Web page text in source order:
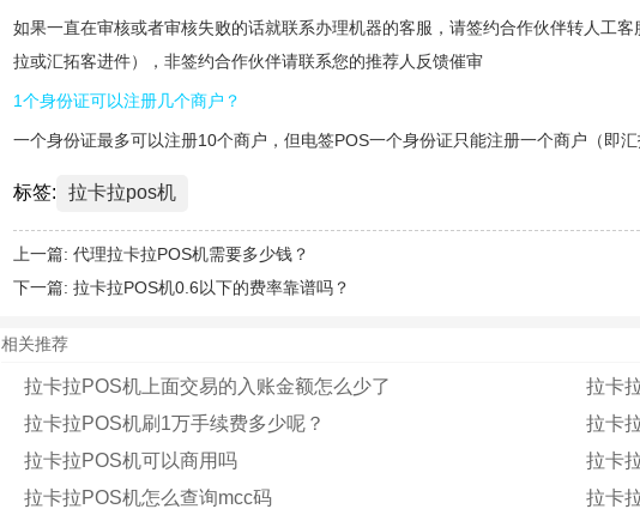
如果一直在审核或者审核失败的话就联系办理机器的客服，请签约合作伙伴转人工
拉或汇拓客进件），非签约合作伙伴请联系您的推荐人反馈催审
1个身份证可以注册几个商户？
一个身份证最多可以注册10个商户，但电签POS一个身份证只能注册一个商户（即
标签: 拉卡拉pos机
上一篇: 代理拉卡拉POS机需要多少钱？
下一篇: 拉卡拉POS机0.6以下的费率靠谱吗？
相关推荐
拉卡拉POS机上面交易的入账金额怎么少了
拉卡
拉卡拉POS机刷1万手续费多少呢？
拉卡
拉卡拉POS机可以商用吗
拉卡
拉卡拉POS机怎么查询mcc码
拉卡